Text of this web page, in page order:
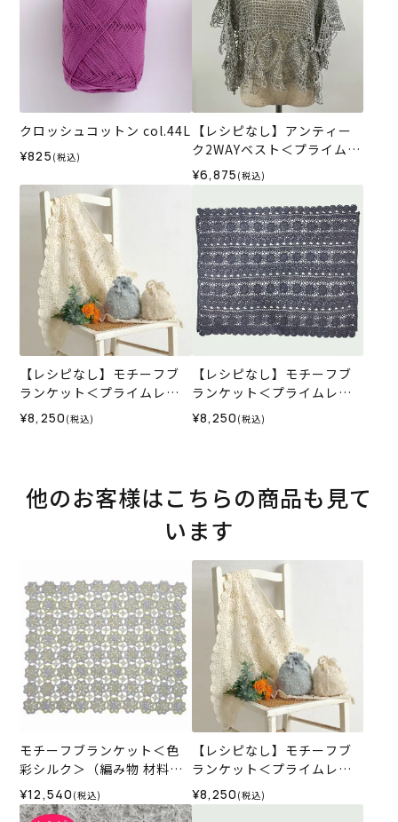
クロッシュコットン col.44L
¥825 (税込)
【レシピなし】アンティー
ク2WAYベスト＜プライムレ
ース2006GR＞（編み物 材
料セット）
¥6,875 (税込)
【レシピなし】モチーフブ
ランケット＜プライムレー
ス05IV＞（編み物 材料セッ
ト）
¥8,250 (税込)
【レシピなし】モチーフブ
ランケット＜プライムレー
ス03B＞（編み物 材料セッ
ト）
¥8,250 (税込)
他のお客様はこちらの商品も見て
います
モチーフブランケット＜色
彩シルク＞（編み物 材料セ
ット）
¥12,540 (税込)
【レシピなし】モチーフブ
ランケット＜プライムレー
ス05IV＞（編み物 材料セッ
ト）
¥8,250 (税込)